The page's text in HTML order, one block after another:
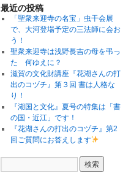
最近の投稿
「聖衆来迎寺の名宝」虫干会展
で、大河登場予定の三法師に会お
う！
聖衆来迎寺は浅野長吉の母を弔っ
た 何ゆえに？
滋賀の文化財講座『花湖さんの打
出のコヅチ』第３回 書は人格な
り！
『湖国と文化』夏号の特集は「書
の国・近江」です！
『花湖さんの打出のコヅチ』第2
回ご質問にお答えします